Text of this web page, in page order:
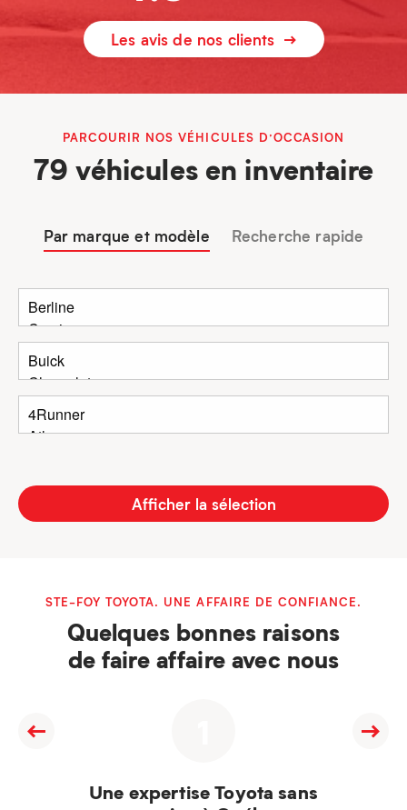
Les avis de nos clients
PARCOURIR NOS VÉHICULES D’OCCASION
79 véhicules en inventaire
Par marque et modèle Recherche rapide
Afficher la sélection
STE-FOY TOYOTA. UNE AFFAIRE DE CONFIANCE.
Quelques bonnes raisons
de faire affaire avec nous
Une expertise Toyota sans